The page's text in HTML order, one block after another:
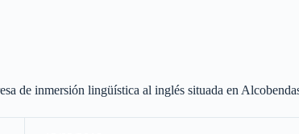
de inmersión lingüística al inglés situada en